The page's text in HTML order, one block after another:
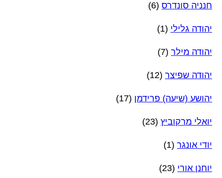
חנניה סונדרס (6)
יהודה גלילי (1)
יהודה מילר (7)
יהודה שפיצר (12)
יהושע (שיעה) פרידמן (17)
יואלי מרקוביץ (23)
יודי אונגר (1)
יוחנן אורי (23)